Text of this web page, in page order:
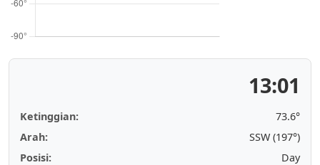
13:01
Ketinggian:
73.6°
Arah:
SSW (197°)
Posisi:
Day